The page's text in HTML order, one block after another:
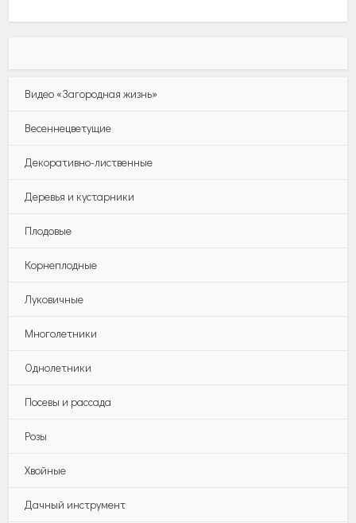
Видео «Загородная жизнь»
Весеннецветущие
Декоративно-лиственные
Деревья и кустарники
Плодовые
Корнеплодные
Луковичные
Многолетники
Однолетники
Посевы и рассада
Розы
Хвойные
Дачный инструмент